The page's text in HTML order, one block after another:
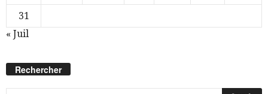
31
« Juil
Rechercher